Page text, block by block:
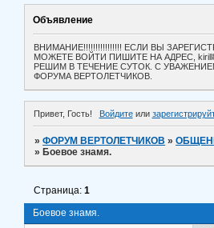
Объявление
ВНИМАНИЕ!!!!!!!!!!!!!!!! ЕСЛИ ВЫ
МОЖЕТЕ ВОЙТИ ПИШИТЕ НА АДРЕС,
РЕШИМ В ТЕЧЕНИЕ СУТОК. С
ФОРУМА ВЕРТОЛЕТЧИКОВ.
Привет, Гость! Войдитеили
»ФОРУМ ВЕРТОЛЕТЧИКОВ »
» Боевое знамя.
Боевое знамя.
Страница:1